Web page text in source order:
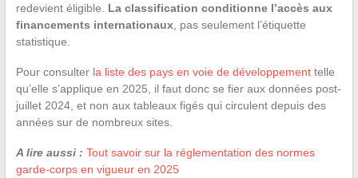
redevient éligible. La classification conditionne l’accès aux
financements internationaux, pas seulement l’étiquette
statistique.
Pour consulter la liste des pays en voie de développementtelle
qu’elle s’applique en 2025, il faut donc se fier aux données post-
juillet 2024, et non aux tableaux figés qui circulent depuis des
années sur de nombreux sites.
A lire aussi : Tout savoir sur la réglementation des normes
garde-corps en vigueur en 2025